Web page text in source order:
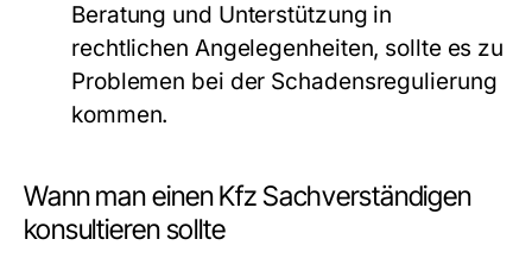
Beratung und Unterstützung in
rechtlichen Angelegenheiten, sollte es zu
Problemen bei der Schadensregulierung
kommen.
Wann man einen Kfz Sachverständigen
konsultieren sollte